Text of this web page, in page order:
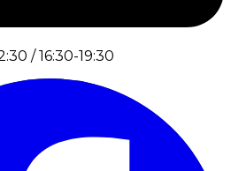
/ 16:30-19:30